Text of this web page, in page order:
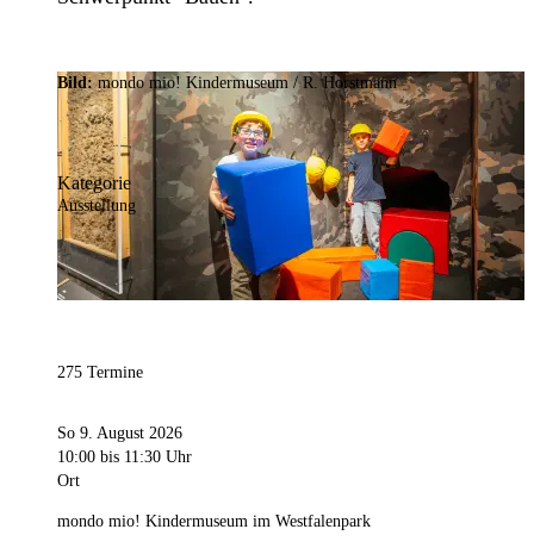
Bild:mondo mio! Kindermuseum / R. Horstmann
Kategorie
Ausstellung
275 Termine
So 9. August 2026
10:00 bis 11:30 Uhr
Ort
mondo mio! Kindermuseum im Westfalenpark